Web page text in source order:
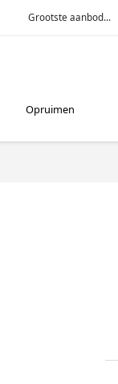
Grootste aanbod...
Opruimen